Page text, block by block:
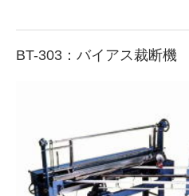
BT-303：バイアス裁断機